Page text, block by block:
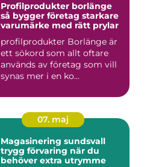
Profilprodukter borlänge
så bygger företag starkare
varumärke med rätt prylar
profilprodukter Borlänge är
ett sökord som allt oftare
används av företag som vill
synas mer i en ko...
07. maj
Magasinering sundsvall
trygg förvaring när du
behöver extra utrymme